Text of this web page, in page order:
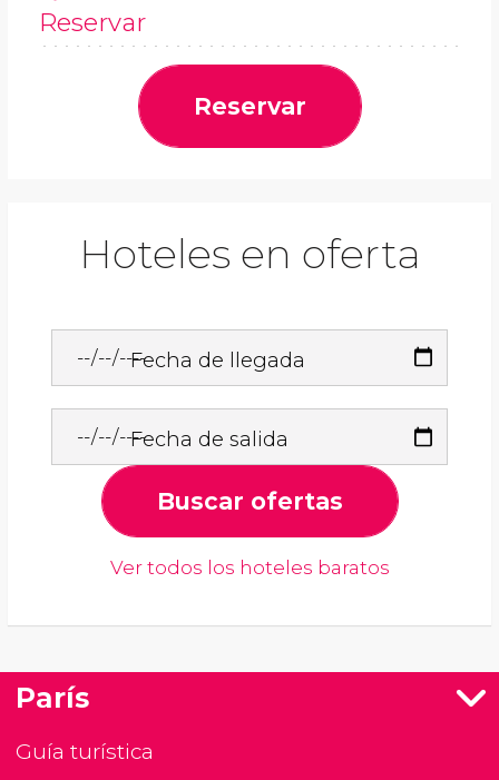
Reservar
Reservar
Hoteles en oferta
Fecha de llegada
Fecha de salida
Buscar ofertas
Ver todos los hoteles baratos
París
Guía turística